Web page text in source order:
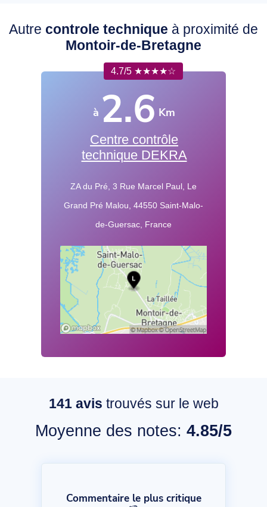
Autre controle technique à proximité de
Montoir-de-Bretagne
4.7/5 ★★★★☆
à 2.6 Km
Centre contrôle
technique DEKRA
ZA du Pré, 3 Rue Marcel Paul, Le
Grand Pré Malou, 44550 Saint-Malo-
de-Guersac, France
141 avis trouvés sur le web
Moyenne des notes: 4.85/5
Commentaire le plus critique